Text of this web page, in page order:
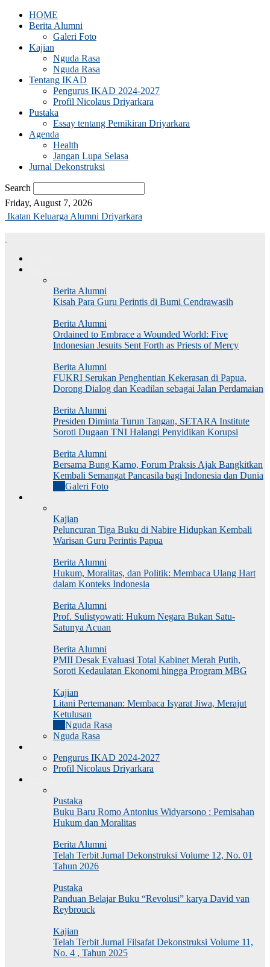
HOME
Berita Alumni
Galeri Foto
Kajian
Nguda Rasa
Nguda Rasa
Tentang IKAD
Pengurus IKAD 2024-2027
Profil Nicolaus Driyarkara
Pustaka
Essay tentang Pemikiran Driyarkara
Agenda
Health
Jangan Lupa Selasa
Jurnal Dekonstruksi
Search
Friday, August 7, 2026
Ikatan Keluarga Alumni Driyarkara
Berita Alumni
Kisah Para Guru Perintis di Bumi Cendrawasih
Berita Alumni
Ordained to Embrace a Wounded World: Five
Indonesian Jesuits Sent Forth as Priests of Mercy
Berita Alumni
FUKRI Serukan Penghentian Kekerasan di Papua,
Dorong Dialog dan Keadilan sebagai Jalan Perdamaian
Berita Alumni
Presiden Diminta Turun Tangan, SETARA Institute
Soroti Dugaan TNI Halangi Penyidikan Korupsi
Berita Alumni
Bersama Bung Karno, Forum Praksis Ajak Bangkitkan
Kembali Semangat Pancasila bagi Indonesia dan Dunia
Galeri Foto
Kajian
Peluncuran Tiga Buku di Nabire Hidupkan Kembali
Warisan Guru Perintis Papua
Berita Alumni
Hukum, Moralitas, dan Politik: Membaca Ulang Hart
dalam Konteks Indonesia
Berita Alumni
Prof. Sulistyowati: Hukum Negara Bukan Satu-
Satunya Acuan
Berita Alumni
PMII Desak Evaluasi Total Kabinet Merah Putih,
Soroti Kedaulatan Ekonomi hingga Program MBG
Kajian
Litani Pertemanan: Membaca Isyarat Jiwa, Merajut
Ketulusan
Nguda Rasa
Nguda Rasa
Pengurus IKAD 2024-2027
Profil Nicolaus Driyarkara
Pustaka
Buku Baru Romo Antonius Widyarsono : Pemisahan
Hukum dan Moralitas
Berita Alumni
Telah Terbit Jurnal Dekonstruksi Volume 12, No. 01
Tahun 2026
Pustaka
Panduan Belajar Buku “Revolusi” karya David van
Reybrouck
Kajian
Telah Terbit Jurnal Filsafat Dekonstruksi Volume 11,
No. 4 , Tahun 2025